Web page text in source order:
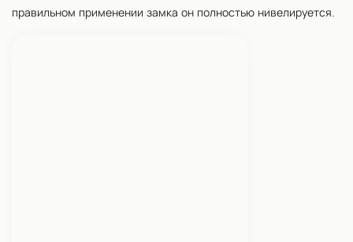
правильном применении замка он полностью нивелируется.